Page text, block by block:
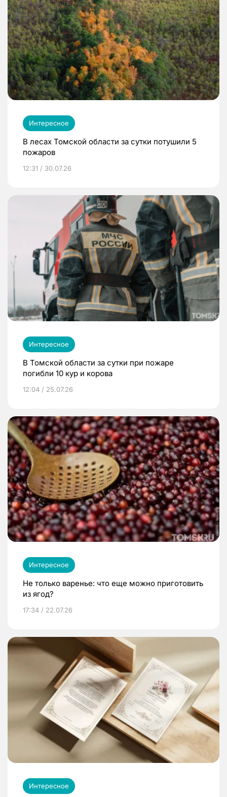
Интересное
В лесах Томской области за сутки потушили 5
пожаров
12:31 / 30.07.26
Интересное
В Томской области за сутки при пожаре
погибли 10 кур и корова
12:04 / 25.07.26
Интересное
Не только варенье: что еще можно приготовить
из ягод?
17:34 / 22.07.26
Интересное